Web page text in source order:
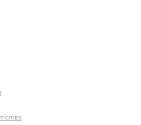
CITIES